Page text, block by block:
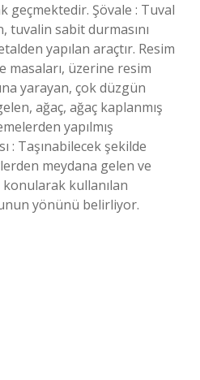
geçmektedir. Şövale : Tuval
tuvalin sabit durmasını
yapılan araçtır. Resim
masaları, üzerine resim
yarayan, çok düzgün
ağaç, ağaç kaplanmış
yapılmış
: Taşınabilecek şekilde
meydana gelen ve
kullanılan
yönünü belirliyor.